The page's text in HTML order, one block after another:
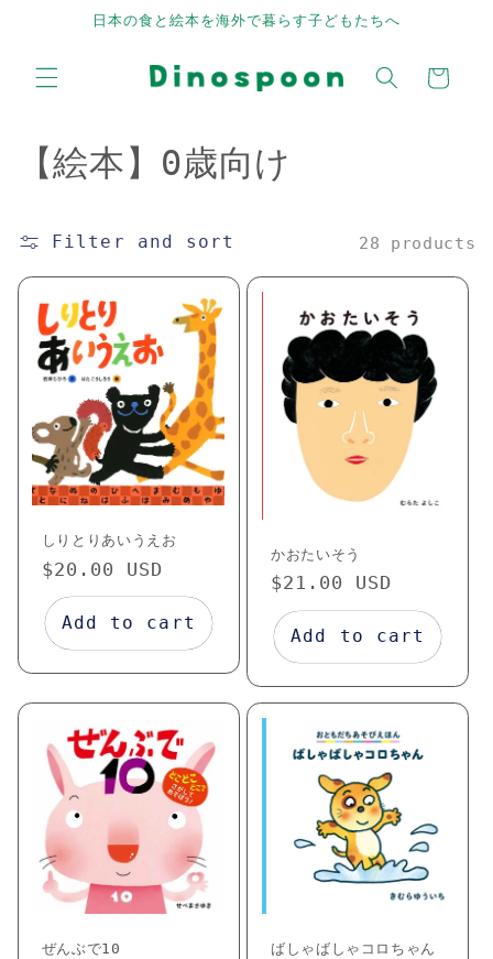
Skip to
content
日本の食と絵本を海外で暮らす子どもたちへ
Cart
l
l
e
t
i
o
【絵本】0歳向け
Filter and sort 28 products
しりとりあいうえお
Regular
price
$20.00 USD
Add to cart
かおたいそう
Regular
price
$21.00 USD
Add to cart
ぜんぶで10 ばしゃばしゃコロちゃん